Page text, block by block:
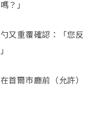
？」
又重覆確認：「您反
首爾市廳前（允許）